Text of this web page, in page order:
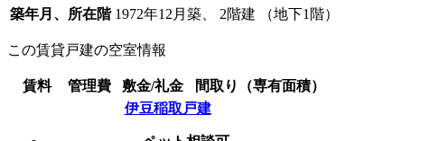
築年月、所在階 1972年12月築、 2階建 （地下1階）
この賃貸戸建の空室情報
賃料 管理費 敷金/礼金
間取り（専有面積）
伊豆稲取戸建